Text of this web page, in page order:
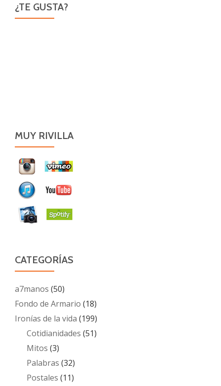
¿TE GUSTA?
MUY RIVILLA
CATEGORÍAS
a7manos (50)
Fondo de Armario (18)
Ironías de la vida (199)
Cotidianidades (51)
Mitos (3)
Palabras (32)
Postales (11)